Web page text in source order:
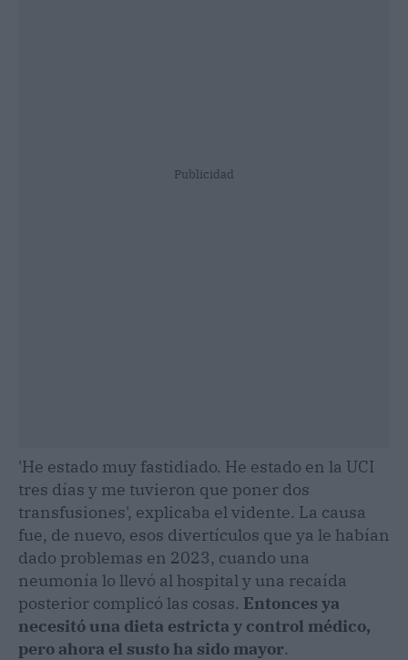
Publicidad
'He estado muy fastidiado. He estado en la UCI
tres días y me tuvieron que poner dos
transfusiones', explicaba el vidente. La causa
fue, de nuevo, esos divertículos que ya le habían
dado problemas en 2023, cuando una
neumonía lo llevó al hospital y una recaída
posterior complicó las cosas. Entonces ya
necesitó una dieta estricta y control médico,
pero ahora el susto ha sido mayor.